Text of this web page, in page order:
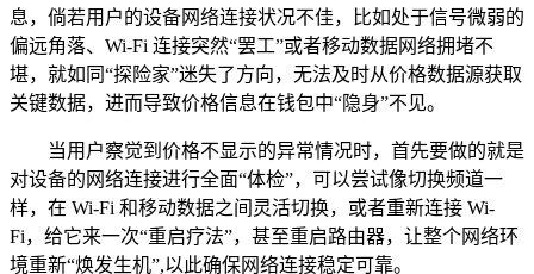
息，倘若用户的设备网络连接状况不佳，比如处于信号微弱的
偏远角落、Wi-Fi 连接突然“罢工”或者移动数据网络拥堵不
堪，就如同“探险家”迷失了方向，无法及时从价格数据源获取
关键数据，进而导致价格信息在钱包中“隐身”不见。
当用户察觉到价格不显示的异常情况时，首先要做的就是
对设备的网络连接进行全面“体检”，可以尝试像切换频道一
样，在 Wi-Fi 和移动数据之间灵活切换，或者重新连接 Wi-
Fi，给它来一次“重启疗法”，甚至重启路由器，让整个网络环
境重新“焕发生机”,以此确保网络连接稳定可靠。